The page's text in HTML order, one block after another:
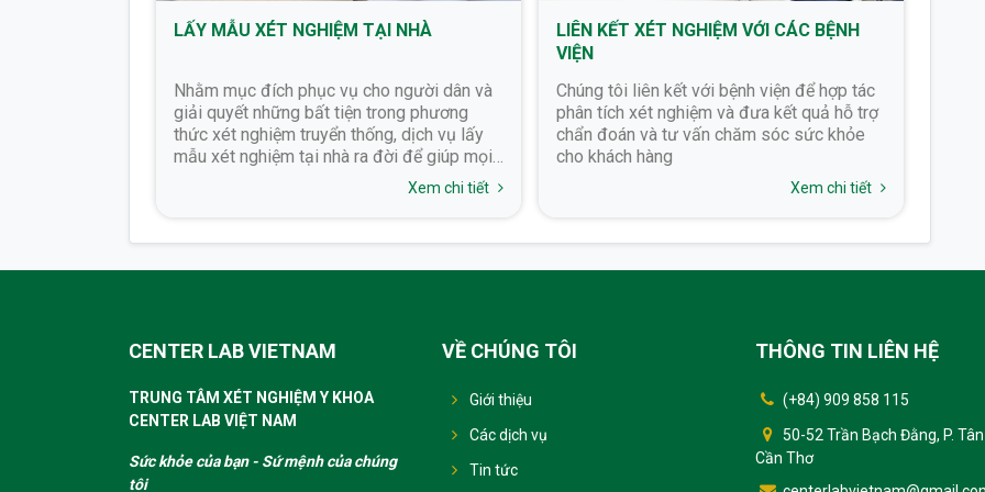
LẤY MẪU XÉT NGHIỆM TẠI NHÀ
Nhằm mục đích phục vụ cho người dân và
giải quyết những bất tiện trong phương
thức xét nghiệm truyển thống, dịch vụ lấy
mẫu xét nghiệm tại nhà ra đời để giúp mọi
người có thể xét nghiệm kiểm tra sức khỏe
Xem chi tiết
LIÊN KẾT XÉT NGHIỆM VỚI CÁC BỆNH
VIỆN
Chúng tôi liên kết với bệnh viện để hợp tác
phân tích xét nghiệm và đưa kết quả hỗ trợ
chẩn đoán và tư vấn chăm sóc sức khỏe
cho khách hàng
Xem chi tiết
CENTER LAB VIETNAM
TRUNG TÂM XÉT NGHIỆM Y KHOA
CENTER LAB VIỆT NAM
Sức khỏe của bạn - Sứ mệnh của chúng
tôi
VỀ CHÚNG TÔI
Giới thiệu
Các dịch vụ
Tin tức
THÔNG TIN LIÊN HỆ
(+84) 909 858 115
50-52 Trần Bạch Đằng, P. Tân
Cần Thơ